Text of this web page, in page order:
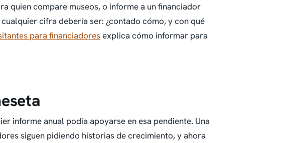
quien compare museos, o informe a un financiador
cifra debería ser: ¿contado cómo, y con qué
para financiadoresexplica cómo informar para
informe anual podía apoyarse en esa pendiente. Una
siguen pidiendo historias de crecimiento, y ahora